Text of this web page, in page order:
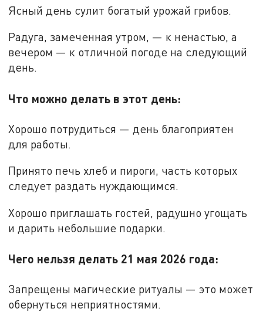
Ясный день сулит богатый урожай грибов.
Радуга, замеченная утром, — к ненастью, а
вечером — к отличной погоде на следующий
день.
Что можно делать в этот день:
Хорошо потрудиться — день благоприятен
для работы.
Принято печь хлеб и пироги, часть которых
следует раздать нуждающимся.
Хорошо приглашать гостей, радушно угощать
и дарить небольшие подарки.
Чего нельзя делать 21 мая 2026 года:
Запрещены магические ритуалы — это может
обернуться неприятностями.